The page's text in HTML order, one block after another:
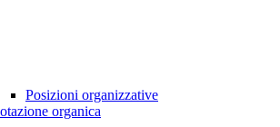
Posizioni organizzative
organica